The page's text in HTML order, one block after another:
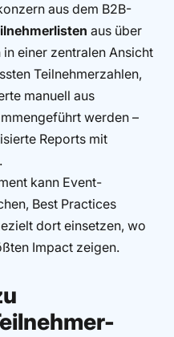
aus dem B2B-
aus über
einer zentralen Ansicht
Teilnehmerzahlen,
manuell aus
werden –
Reports mit
kann Event-
Best Practices
dort einsetzen, wo
Impact zeigen.